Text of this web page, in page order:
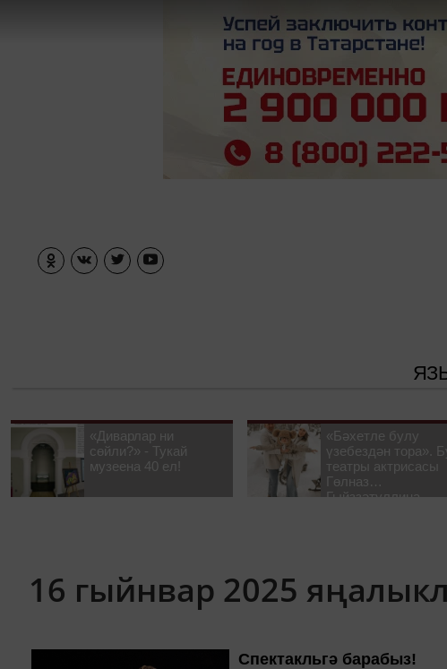
«Диварлар ни
сөйли?» - Тукай
музеена 40 ел!
«Бәхетле булу
үзебездән тора».
театры актрисасы
Гөлназ
Гыйззәтуллина-
16 гыйнвар 2025
Спектакльгә барабыз!